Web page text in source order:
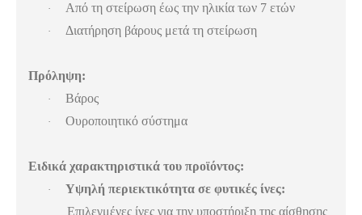
· Από τη στείρωση έως την ηλικία των 7 ετών
· Διατήρηση βάρους μετά τη στείρωση
Πρόληψη:
· Βάρος
· Ουροποιητικό σύστημα
Ειδικά χαρακτηριστικά του προϊόντος:
·
Υψηλή περιεκτικότητα σε φυτικές ίνες:
Επιλεγμένες ίνες για την υποστήριξη της αίσθησης